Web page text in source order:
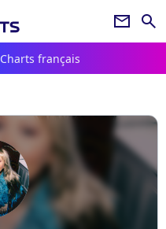
newsletter search
Charts français